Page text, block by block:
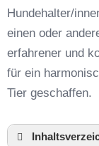
Hundehalter/
einen oder
erfahrener und
für ein
Tier geschaffen.